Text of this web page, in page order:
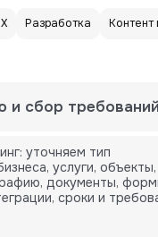
Разработка Контент
и сбор
уточняем тип
услуги, объекты,
документы,
сроки и